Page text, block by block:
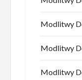
Modlitwy
Modlitwy
Modlitwy